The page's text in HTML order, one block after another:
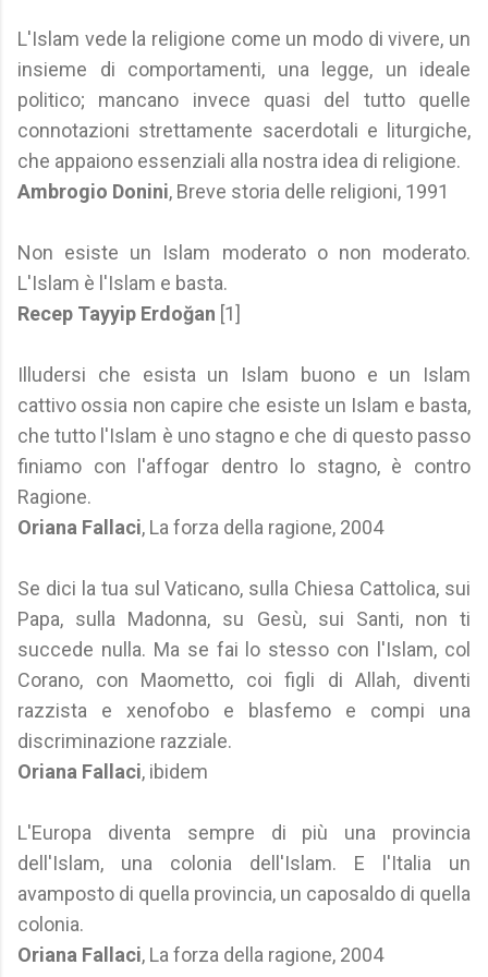
L'Islam vede la religione come un modo di vivere, un
insieme di comportamenti, una legge, un ideale
politico; mancano invece quasi del tutto quelle
connotazioni strettamente sacerdotali e liturgiche,
che appaiono essenziali alla nostra idea di religione.
Ambrogio Donini, Breve storia delle religioni, 1991
Non esiste un Islam moderato o non moderato.
L'Islam è l'Islam e basta.
Recep Tayyip Erdoğan [1]
Illudersi che esista un Islam buono e un Islam
cattivo ossia non capire che esiste un Islam e basta,
che tutto l'Islam è uno stagno e che di questo passo
finiamo con l'affogar dentro lo stagno, è contro
Ragione.
Oriana Fallaci, La forza della ragione, 2004
Se dici la tua sul Vaticano, sulla Chiesa Cattolica, sui
Papa, sulla Madonna, su Gesù, sui Santi, non ti
succede nulla. Ma se fai lo stesso con l'Islam, col
Corano, con Maometto, coi figli di Allah, diventi
razzista e xenofobo e blasfemo e compi una
discriminazione razziale.
Oriana Fallaci, ibidem
L'Europa diventa sempre di più una provincia
dell'Islam, una colonia dell'Islam. E l'Italia un
avamposto di quella provincia, un caposaldo di quella
colonia.
Oriana Fallaci, La forza della ragione, 2004